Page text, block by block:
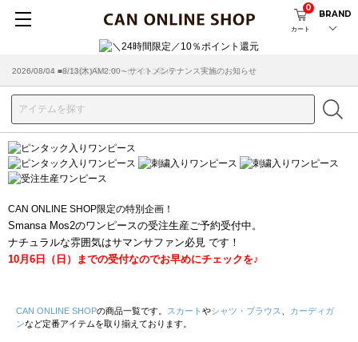
カート
0
BRAND
2026/08/04 ■8/13(木)AM2:00～サイトメンテナンス実施のお知らせ
2026/03/18 ■店舗受け取りサービスのご案内
CAN ONLINE SHOP限定の特別企画！
Smansa Mos2のワンピースの受注生産ご予約受付中。
ナチュラルな雰囲気はサマンサファン必見 です！
10月6日（日）までの受付なのでお早めにチェックを♪
CAN ONLINE SHOPの商品一覧です。 スカート やシャツ・ブラウス
カーディガ
ンなど定番アイテムを取り揃えております。